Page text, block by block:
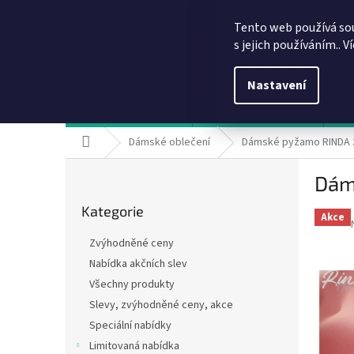
Tento web používá
s jejich používáním..
Nastavení
Domů Dámské oblečení Dámské pyžamo
kategorie
Kategorie
Zvýhodněné ceny
Nabídka akčních slev
Všechny produkty
Slevy, zvýhodněné ceny, akce
Speciální nabídky
Limitovaná nabídka
Akce